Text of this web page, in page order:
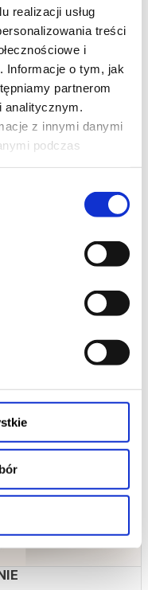
realizacji usług
treści
i
Informacje o tym, jak
partnerom
z innymi danymi
podczas
życie nabiera
kup bilet
brytyjska pisarka, która